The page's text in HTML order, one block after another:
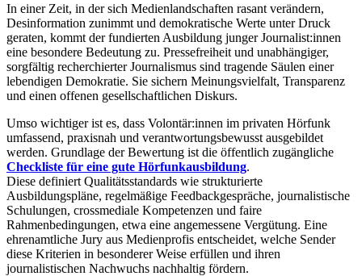
In einer Zeit, in der sich Medienlandschaften rasant verändern,
Desinformation zunimmt und demokratische Werte unter Druck
geraten, kommt der fundierten Ausbildung junger Journalist:innen
eine besondere Bedeutung zu. Pressefreiheit und unabhängiger,
sorgfältig recherchierter Journalismus sind tragende Säulen einer
lebendigen Demokratie. Sie sichern Meinungsvielfalt, Transparenz
und einen offenen gesellschaftlichen Diskurs.
Umso wichtiger ist es, dass Volontär:innen im privaten Hörfunk
umfassend, praxisnah und verantwortungsbewusst ausgebildet
werden. Grundlage der Bewertung ist die öffentlich zugängliche
Checkliste für eine gute Hörfunkausbildung.
Diese definiert Qualitätsstandards wie strukturierte
Ausbildungspläne, regelmäßige Feedbackgespräche, journalistische
Schulungen, crossmediale Kompetenzen und faire
Rahmenbedingungen, etwa eine angemessene Vergütung. Eine
ehrenamtliche Jury aus Medienprofis entscheidet, welche Sender
diese Kriterien in besonderer Weise erfüllen und ihren
journalistischen Nachwuchs nachhaltig fördern.